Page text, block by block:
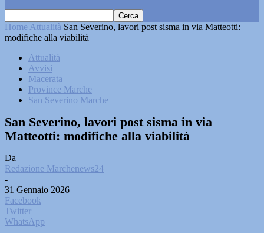
Home Attualità San Severino, lavori post sisma in via Matteotti:
modifiche alla viabilità
Attualità
Avvisi
Macerata
Province Marche
San Severino Marche
San Severino, lavori post sisma in via
Matteotti: modifiche alla viabilità
Da
Redazione Marchenews24
-
31 Gennaio 2026
Facebook
Twitter
WhatsApp